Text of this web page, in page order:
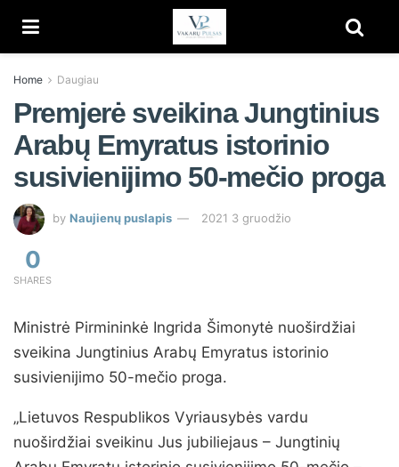
Home Daugiau
Premjerė sveikina Jungtinius
Arabų Emyratus istorinio
susivienijimo 50-mečio proga
by Naujienų puslapis 2021 3 gruodžio
0
SHARES
Ministrė Pirmininkė Ingrida Šimonytė nuoširdžiai
sveikina Jungtinius Arabų Emyratus istorinio
susivienijimo 50-mečio proga.
„Lietuvos Respublikos Vyriausybės vardu
nuoširdžiai sveikinu Jus jubiliejaus – Jungtinių